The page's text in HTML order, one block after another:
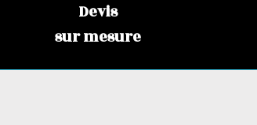
Devis
sur mesure